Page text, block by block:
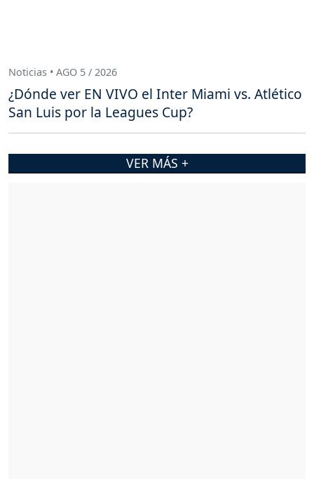
Noticias • AGO 5 / 2026
¿Dónde ver EN VIVO el Inter Miami vs. Atlético
San Luis por la Leagues Cup?
VER MÁS +